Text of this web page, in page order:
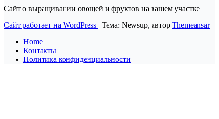
Сайт о выращивании овощей и фруктов на вашем участке
Сайт работает на WordPress | Тема: Newsup, автор Themeansar
Home
Контакты
Политика конфиденциальности